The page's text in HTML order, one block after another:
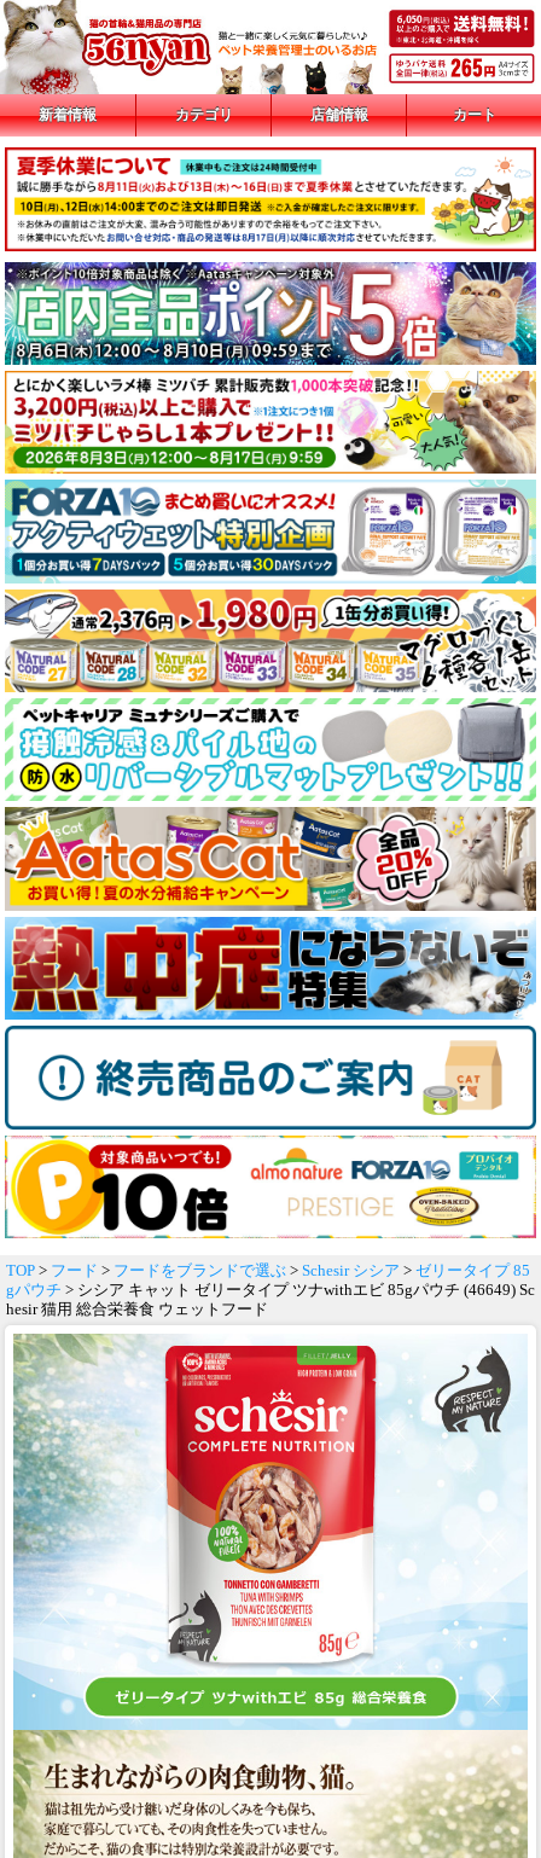
新着情報 カテゴリ 店舗情報 カート
TOP > フード > フードをブランドで選ぶ > Schesir シシア > ゼリータイプ 85
gパウチ > シシア キャット ゼリータイプ ツナwithエビ 85gパウチ (46649) Sc
hesir 猫用 総合栄養食 ウェットフード